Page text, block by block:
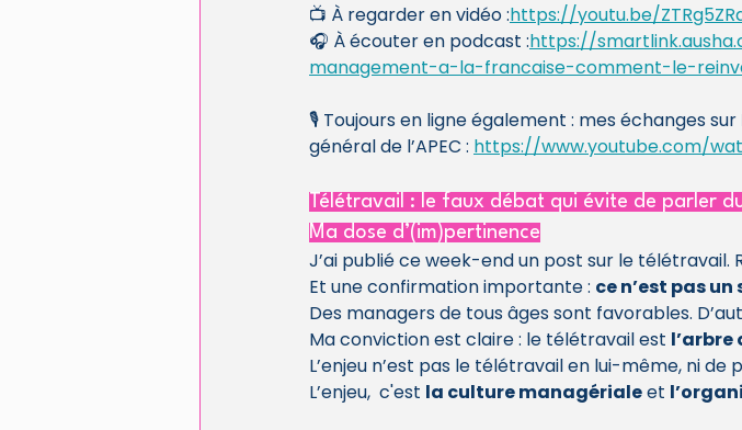
📺 À regarder en vidéo :https://youtu.be/
🎧 À écouter en podcast :https://
management-a-la-francaise-comment-le-
🎙️ Toujours en ligne également : mes échanges sur
général de l’APEC : https://www.youtube.com/
Télétravail : le faux débat qui évite de parler
Ma dose d’(im)pertinence
J’ai publié ce week-end un post sur le télétravail.
Et une confirmation importante : ce n’est pas
Des managers de tous âges sont favorables.
Ma conviction est claire : le télétravail est
L’enjeu n’est pas le télétravail en lui-même, ni
L’enjeu,  c'est la culture managériale et